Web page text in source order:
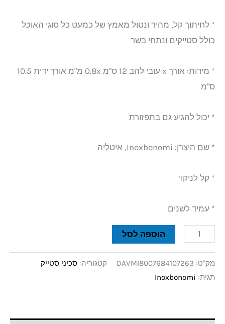
* לחיתוך קל, מהיר ונטול מאמץ של כמעט כל סוגי האוכל
כולל סטייקים ונתחי בשר
* מידות: אורך x עובי להב 12 ס"מ 0.8x מ"מ אורך ידית 10.5
ס"מ
* יכול להגיע גם בתפזורת
* שם היצרן: Inoxbonomi, איטליה
* קל לניקוי
* עמיד לשנים
הוספה לסל
מק"ט: DAVMI8007684107263 קטגוריה: סכיני סטייק
תגית: Inoxbonomi